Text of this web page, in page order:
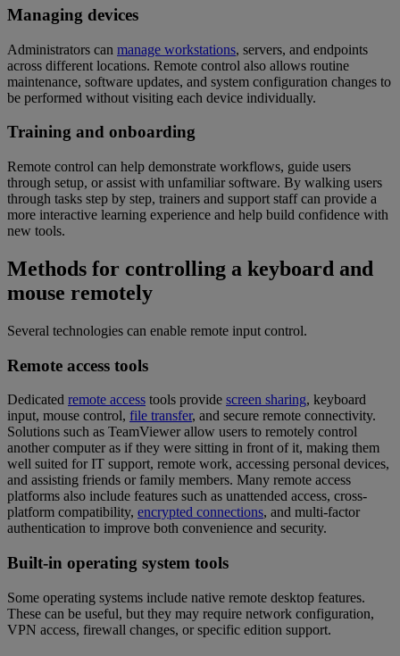
Managing devices
Administrators can manage workstations, servers, and endpoints
across different locations. Remote control also allows routine
maintenance, software updates, and system configuration changes to
be performed without visiting each device individually.
Training and onboarding
Remote control can help demonstrate workflows, guide users
through setup, or assist with unfamiliar software. By walking users
through tasks step by step, trainers and support staff can provide a
more interactive learning experience and help build confidence with
new tools.
Methods for controlling a keyboard and
mouse remotely
Several technologies can enable remote input control.
Remote access tools
Dedicated remote access tools provide screen sharing, keyboard
input, mouse control, file transfer, and secure remote connectivity.
Solutions such as TeamViewer allow users to remotely control
another computer as if they were sitting in front of it, making them
well suited for IT support, remote work, accessing personal devices,
and assisting friends or family members. Many remote access
platforms also include features such as unattended access, cross-
platform compatibility, encrypted connections, and multi-factor
authentication to improve both convenience and security.
Built-in operating system tools
Some operating systems include native remote desktop features.
These can be useful, but they may require network configuration,
VPN access, firewall changes, or specific edition support.